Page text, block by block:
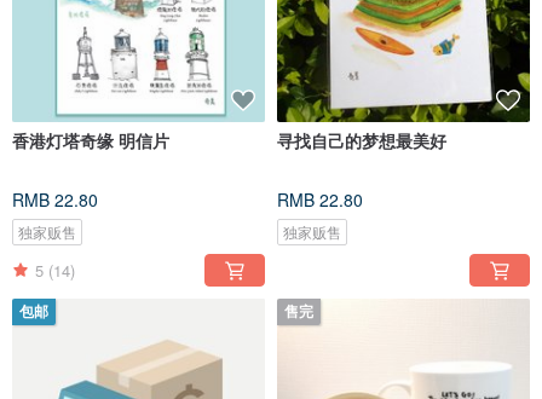
香港灯塔奇缘 明信片
RMB 22.80
独家贩售
5 (14)
寻找自己的梦想最美好
RMB 22.80
独家贩售
包邮 售完